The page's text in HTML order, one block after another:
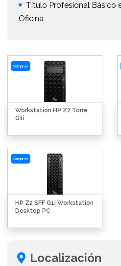
Título Profesional Básico
Oficina
Comprar
Workstation HP Z2 Torre
G1i
Comprar
HP Z2 SFF G1i Workstation
Desktop PC
Localización